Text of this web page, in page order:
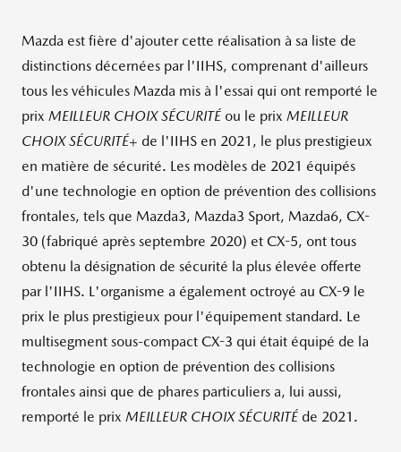
Mazda est fière d'ajouter cette réalisation à sa liste de
distinctions décernées par l'IIHS, comprenant d'ailleurs
tous les véhicules Mazda mis à l'essai qui ont remporté le
prix MEILLEUR CHOIX SÉCURITÉ ou le prix MEILLEUR
CHOIX SÉCURITÉ+ de l'IIHS en 2021, le plus prestigieux
en matière de sécurité. Les modèles de 2021 équipés
d'une technologie en option de prévention des collisions
frontales, tels que Mazda3, Mazda3 Sport, Mazda6, CX-
30 (fabriqué après septembre 2020) et CX-5, ont tous
obtenu la désignation de sécurité la plus élevée offerte
par l'IIHS. L'organisme a également octroyé au CX-9 le
prix le plus prestigieux pour l'équipement standard. Le
multisegment sous-compact CX-3 qui était équipé de la
technologie en option de prévention des collisions
frontales ainsi que de phares particuliers a, lui aussi,
remporté le prix MEILLEUR CHOIX SÉCURITÉ de 2021.